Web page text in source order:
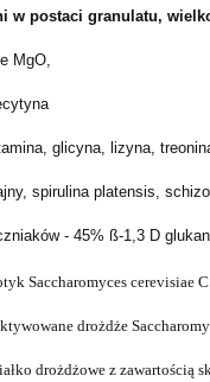
w postaci granulatu,
MgO,
glicyna, lizyna,
spirulina platensis,
- 45% ß-1,3 D
Saccharomyces cerevisiae
drożdże
drożdżowe z zawartością